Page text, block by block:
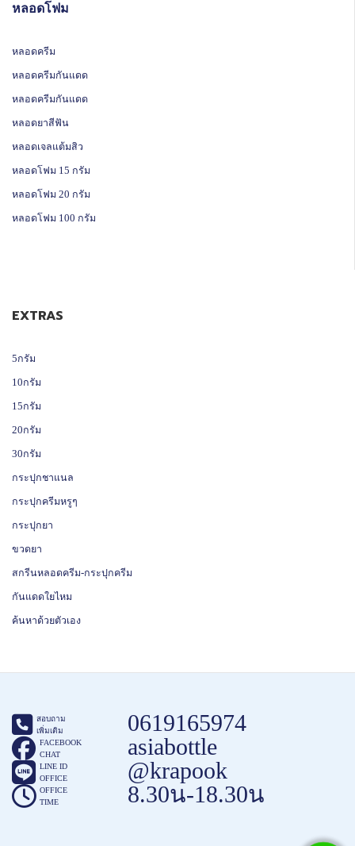
หลอดโฟม
หลอดครีม
หลอดครีมกันแดด
หลอดครีมกันแดด
หลอดยาสีฟัน
หลอดเจลแต้มสิว
หลอดโฟม 15 กรัม
หลอดโฟม 20 กรัม
หลอดโฟม 100 กรัม
EXTRAS
5กรัม
10กรัม
15กรัม
20กรัม
30กรัม
กระปุกชาแนล
กระปุกครีมหรูๆ
กระปุกยา
ขวดยา
สกรีนหลอดครีม-กระปุกครีม
กันแดดใยไหม
ค้นหาด้วยตัวเอง
สอบถาม
เพิ่มเติม
0619165974
FACEBOOK
CHAT
asiabottle
LINE ID
OFFICE
@krapook
OFFICE
TIME
8.30น-18.30น